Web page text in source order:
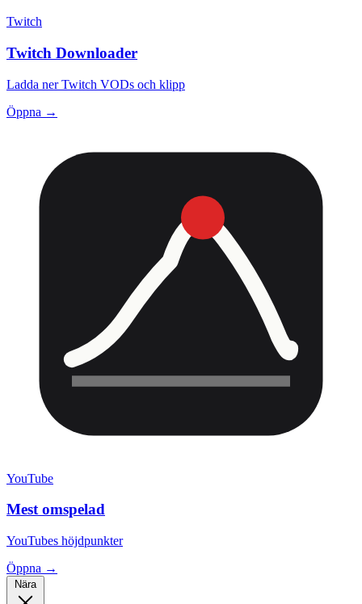
Twitch
Twitch Downloader
Ladda ner Twitch VODs och klipp
Öppna →
YouTube
Mest omspelad
YouTubes höjdpunkter
Öppna →
Nära